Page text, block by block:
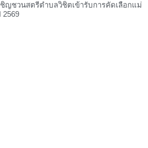
ญชวนสตรีตำบลวิชิตเข้ารับการคัดเลือกแม่
2569